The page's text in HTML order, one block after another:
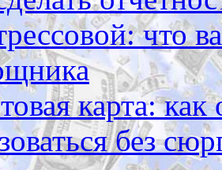
что
карта:
без